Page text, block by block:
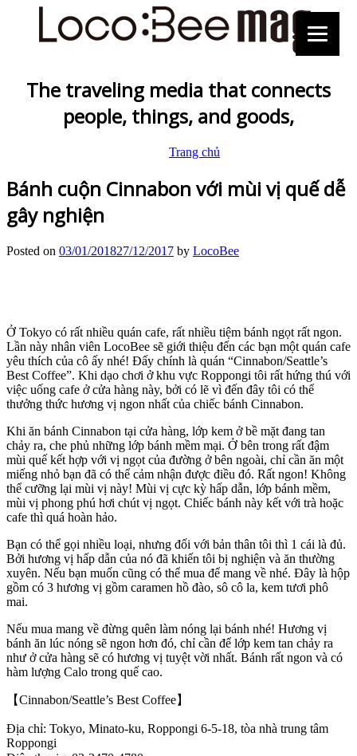
The traveling media that connects
people, things, and goods,
Trang chủ
Bánh cuộn Cinnabon với mùi vị quế dễ
gây nghiện
Posted on 03/01/201827/12/2017 by LocoBee
Ở Tokyo có rất nhiều quán cafe, rất nhiều tiệm bánh ngọt rất ngon.
Lần này nhân viên LocoBee sẽ giới thiệu đến các bạn một quán cafe
yêu thích của cô ấy nhé! Đấy chính là quán “Cinnabon/Seattle’s
Best Coffee”. Khi dạo chơi ở khu vực Roppongi tôi rất hứng thú với
việc uống cafe ở cửa hàng này, bởi có lẽ vì đến đây tôi có thể
thưởng thức hương vị ngon nhất của chiếc bánh Cinnabon.
Khi ăn bánh Cinnabon tại cửa hàng, lớp kem ở bề mặt đang tan
chảy ra, che phủ những lớp bánh mềm mại. Ở bên trong rất đậm
mùi quế kết hợp với vị ngọt của đường ở bên ngoài, chỉ cần ăn một
miếng nhỏ bạn đã có thể cảm nhận được điều đó. Rất ngon! Không
thể cưỡng lại mùi vị này! Mùi vị cực kỳ hấp dẫn, lớp bánh mềm,
mùi vị phong phú hơi chút vị ngọt. Chiếc bánh này kết với trà hoặc
cafe thì quá hoàn hảo.
Bạn có thể gọi nhiều loại, nhưng đối với bản thân tôi thì 1 cái là đủ.
Bởi hương vị hấp dẫn của nó đã khiến tôi bị nghiện và ăn thường
xuyên. Nếu bạn muốn cũng có thể mua để mang về nhé. Đây là hộp
gồm có 3 hương vị gồm caramen hồ đào, sô cô la, kem tươi phô
mai.
Nếu mua mang về đừng quên làm nóng lại bánh nhé! Hương vị
bánh ăn lúc nóng sẽ ngon hơn đó, chỉ cần để lớp kem tan chảy ra
như ở cửa hàng sẽ có hương vị tuyệt vời nhất. Bánh rất ngon và có
hàm lượng Calo trong quế cao.
【Cinnabon/Seattle’s Best Coffee】
Địa chỉ: Tokyo, Minato-ku, Roppongi 6-5-18, tòa nhà trung tâm
Roppongi